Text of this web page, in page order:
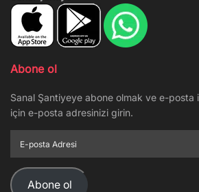
Abone ol
Sanal Şantiyeye abone olmak ve e-posta
için e-posta adresinizi girin.
posta
Adresi
Abone ol